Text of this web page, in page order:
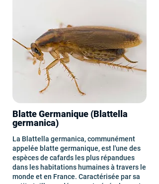
Blatte Germanique (Blattella
germanica)
La Blattella germanica, communément
appelée blatte germanique, est l'une des
espèces de cafards les plus répandues
dans les habitations humaines à travers le
monde et en France. Caractérisée par sa